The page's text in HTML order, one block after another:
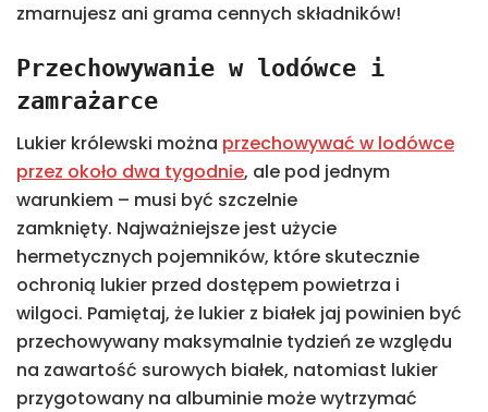
zmarnujesz ani grama cennych składników!
Przechowywanie w lodówce i
zamrażarce
Lukier królewski można przechowywać w lodówce
przez około dwa tygodnie, ale pod jednym
warunkiem – musi być szczelnie
zamknięty. Najważniejsze jest użycie
hermetycznych pojemników, które skutecznie
ochronią lukier przed dostępem powietrza i
wilgoci. Pamiętaj, że lukier z białek jaj powinien być
przechowywany maksymalnie tydzień ze względu
na zawartość surowych białek, natomiast lukier
przygotowany na albuminie może wytrzymać